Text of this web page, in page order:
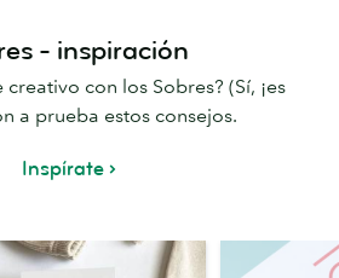
- inspiración
con los Sobres? (Sí, ¡es
a prueba estos consejos.
Inspírate